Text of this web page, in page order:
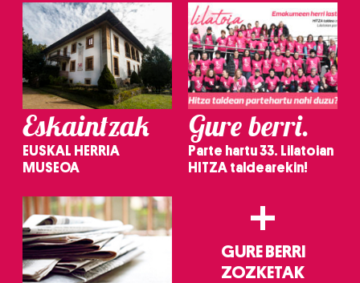
Eskaintzak
EUSKAL HERRIA
MUSEOA
Gure berri.
Parte hartu 33. Lilatoian
HITZA taldearekin!
+
GURE BERRI
ZOZKETAK